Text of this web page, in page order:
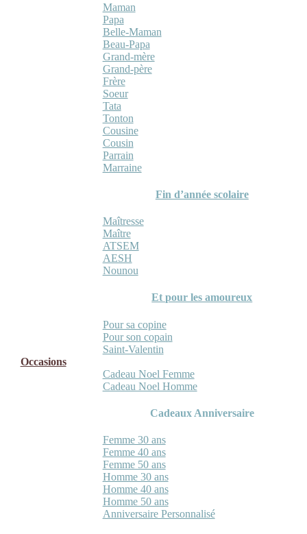
Maman
Papa
Belle-Maman
Beau-Papa
Grand-mère
Grand-père
Frère
Soeur
Tata
Tonton
Cousine
Cousin
Parrain
Marraine
Fin d’année scolaire
Maîtresse
Maître
ATSEM
AESH
Nounou
Et pour les amoureux
Pour sa copine
Pour son copain
Saint-Valentin
Occasions
Cadeau Noel Femme
Cadeau Noel Homme
Cadeaux Anniversaire
Femme 30 ans
Femme 40 ans
Femme 50 ans
Homme 30 ans
Homme 40 ans
Homme 50 ans
Anniversaire Personnalisé